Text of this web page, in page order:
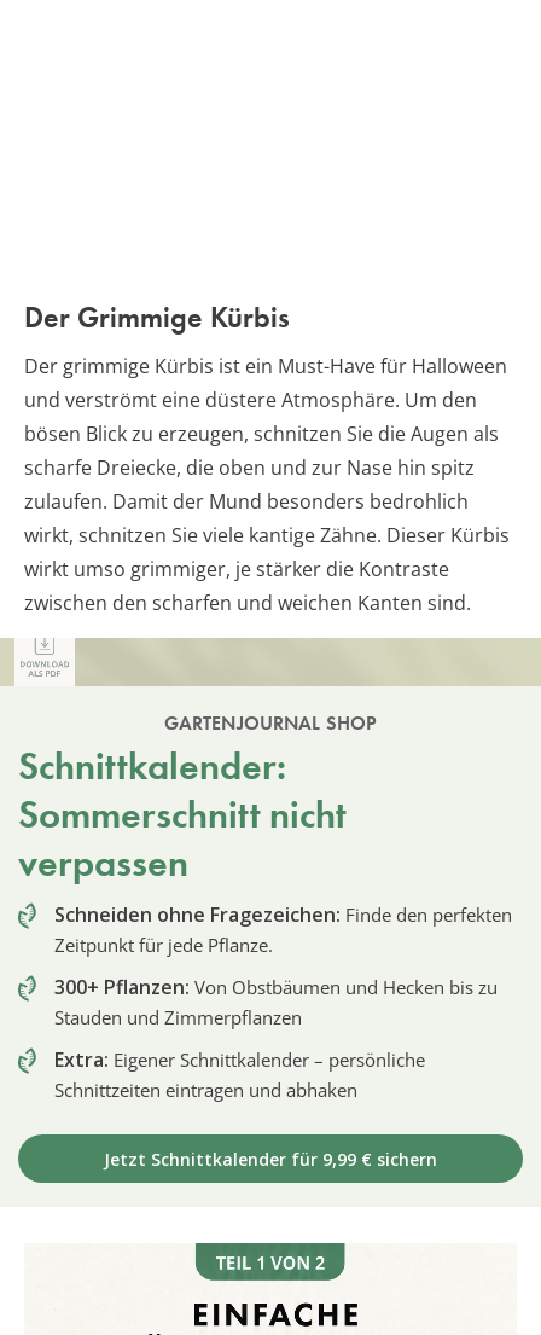
Der Grimmige Kürbis
Der grimmige Kürbis ist ein Must-Have für Halloween
und verströmt eine düstere Atmosphäre. Um den
bösen Blick zu erzeugen, schnitzen Sie die Augen als
scharfe Dreiecke, die oben und zur Nase hin spitz
zulaufen. Damit der Mund besonders bedrohlich
wirkt, schnitzen Sie viele kantige Zähne. Dieser Kürbis
wirkt umso grimmiger, je stärker die Kontraste
zwischen den scharfen und weichen Kanten sind.
GARTENJOURNAL SHOP
Schnittkalender:
Sommerschnitt nicht
verpassen
Schneiden ohne Fragezeichen: Finde den perfekten
Zeitpunkt für jede Pflanze.
300+ Pflanzen: Von Obstbäumen und Hecken bis zu
Stauden und Zimmerpflanzen
Extra: Eigener Schnittkalender – persönliche
Schnittzeiten eintragen und abhaken
Jetzt Schnittkalender für 9,99 € sichern